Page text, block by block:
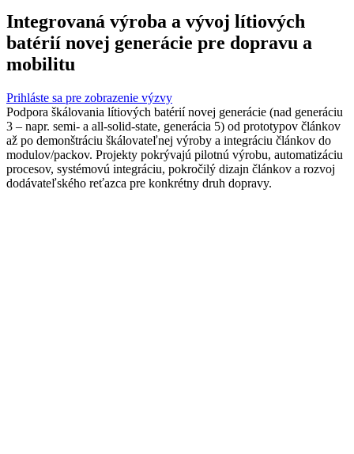
Integrovaná výroba a vývoj lítiových
batérií novej generácie pre dopravu a
mobilitu
Prihláste sa pre zobrazenie výzvy
Podpora škálovania lítiových batérií novej generácie (nad generáciu
3 – napr. semi- a all-solid-state, generácia 5) od prototypov článkov
až po demonštráciu škálovateľnej výroby a integráciu článkov do
modulov/packov. Projekty pokrývajú pilotnú výrobu, automatizáciu
procesov, systémovú integráciu, pokročilý dizajn článkov a rozvoj
dodávateľského reťazca pre konkrétny druh dopravy.